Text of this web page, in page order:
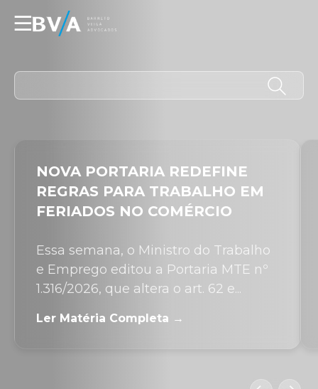
☰
NOVA PORTARIA REDEFINE
REGRAS PARA TRABALHO EM
FERIADOS NO COMÉRCIO
Essa semana, o Ministro do Trabalho
e Emprego editou a Portaria MTE nº
1.316/2026, que altera o art. 62 e...
Ler Matéria Completa →